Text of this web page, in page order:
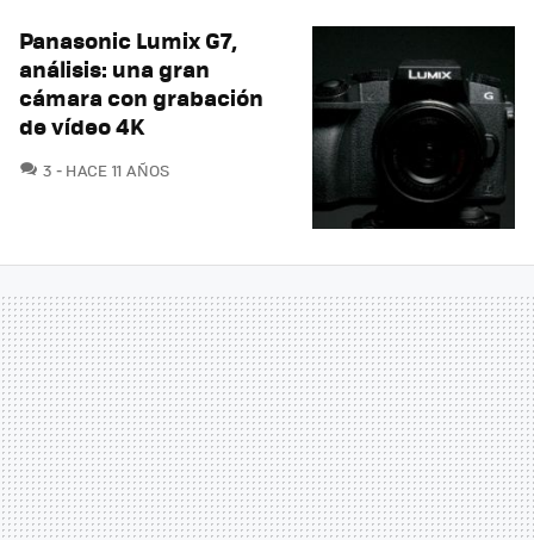
Panasonic Lumix G7,
análisis: una gran
cámara con grabación
de vídeo 4K
3 COMENTARIOS
HACE 11 AÑOS